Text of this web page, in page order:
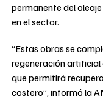
permanente del
en el sector.
“Estas obras se
regeneración artificial
que permitirá
costero”, informó la